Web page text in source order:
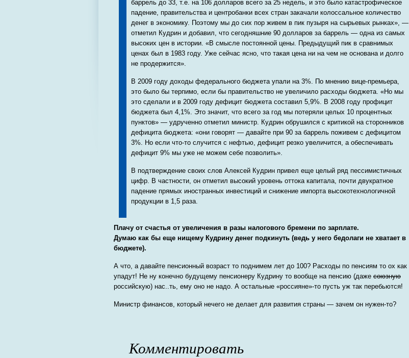
баррель до 33, т.е. на 106 долларов всего за 25 недель, и это было катастрофическое
падение, правительства и центробанки всех стран закачали колоссальное количество
денег в экономику. Поэтому мы до сих пор живем в пик пузыря на сырьевых рынках», —
отметил Кудрин и добавил, что сегодняшние 90 долларов за баррель — одна из самых
высоких цен в истории. «В смысле постоянной цены. Предыдущий пик в сравнимых
ценах был в 1983 году. Уже сейчас ясно, что такая цена ни на чем не основана и долго
не продержится».
В 2009 году доходы федерального бюджета упали на 3%. По мнению вице-премьера,
это было бы терпимо, если бы правительство не увеличило расходы бюджета. «Но мы
это сделали и в 2009 году дефицит бюджета составил 5,9%. В 2008 году профицит
бюджета был 4,1%. Это значит, что всего за год мы потеряли целых 10 процентных
пунктов» — удрученно отметил министр. Кудрин обрушился с критикой на сторонников
дефицита бюджета: «они говорят — давайте при 90 за баррель поживем с дефицитом
3%. Но если что-то случится с нефтью, дефицит резко увеличится, а обеспечивать
дефицит 9% мы уже не можем себе позволить».
В подтверждение своих слов Алексей Кудрин привел еще целый ряд пессимистичных
цифр. В частности, он отметил высокий уровень оттока капитала, почти двукратное
падение прямых иностранных инвестиций и снижение импорта высокотехнологичной
продукции в 1,5 раза.
Плачу от счастья от увеличения в разы налогового бремени по зарплате.
Думаю как бы еще нищему Кудрину денег подкинуть (ведь у него бедолаги не хватает в
бюджете).
А что, а давайте пенсионный возраст то поднимем лет до 100? Расходы по пенсиям то ох как
упадут! Не ну конечно будущему пенсионеру Кудрину то вообще на пенсию (даже союзную
российскую) нас..ть, ему оно не надо. А остальные «россияне»-то пусть уж так перебьются!
Министр финансов, который нечего не делает для развития страны — зачем он нужен-то?
Комментировать